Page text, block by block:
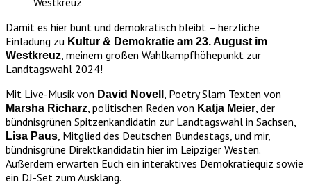
Damit es hier bunt und demokratisch bleibt – herzliche
Einladung zu Kultur & Demokratie am 23. August im
Westkreuz , meinem großen Wahlkampfhöhepunkt zur
Landtagswahl 2024!
Mit Live-Musik von David Novell , Poetry Slam Texten von
Marsha Richarz , politischen Reden von Katja Meier , der
bündnisgrünen Spitzenkandidatin zur Landtagswahl in Sachsen,
Lisa Paus , Mitglied des Deutschen Bundestags, und mir,
bündnisgrüne Direktkandidatin hier im Leipziger Westen.
Außerdem erwarten Euch ein interaktives Demokratiequiz sowie
ein DJ-Set zum Ausklang.